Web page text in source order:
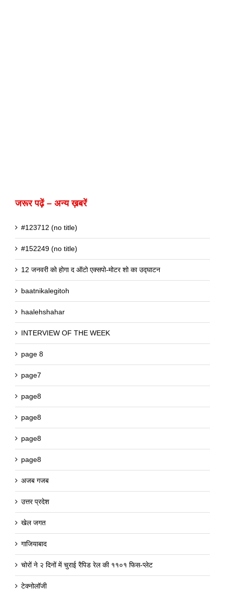
जरूर पढ़ें – अन्य ख़बरें
#123712 (no title)
#152249 (no title)
12 जनवरी को होगा द ऑटो एक्सपो-मोटर शो का उद्घाटन
baatnikalegitoh
haalehshahar
INTERVIEW OF THE WEEK
page 8
page7
page8
page8
page8
page8
अजब गजब
उत्तर प्रदेश
खेल जगत
गाजियाबाद
चोरों ने २ दिनों में चुराई रैपिड रेल की ११०१ फिस-प्लेट
टेक्नोलॉजी